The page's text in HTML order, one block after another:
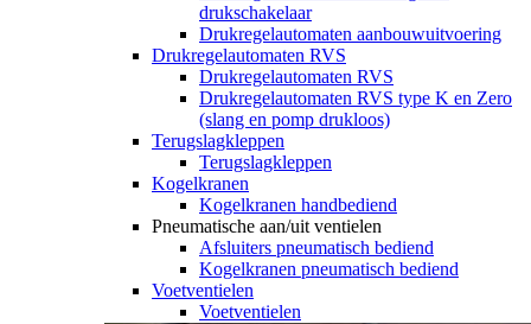
drukschakelaar
Drukregelautomaten aanbouwuitvoering
Drukregelautomaten RVS
Drukregelautomaten RVS
Drukregelautomaten RVS type K en Zero
(slang en pomp drukloos)
Terugslagkleppen
Terugslagkleppen
Kogelkranen
Kogelkranen handbediend
Pneumatische aan/uit ventielen
Afsluiters pneumatisch bediend
Kogelkranen pneumatisch bediend
Voetventielen
Voetventielen